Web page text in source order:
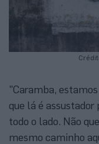
"Caramba,
que lá é
todo o lado. Não
mesmo caminho